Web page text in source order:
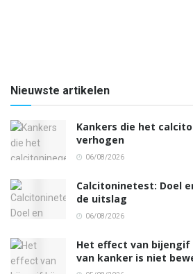
Nieuwste artikelen
Kankers die het
verhogen
06/08/2026
Calcitoninetest: Doel
de uitslag
06/08/2026
Het effect van bijengif
van kanker is niet